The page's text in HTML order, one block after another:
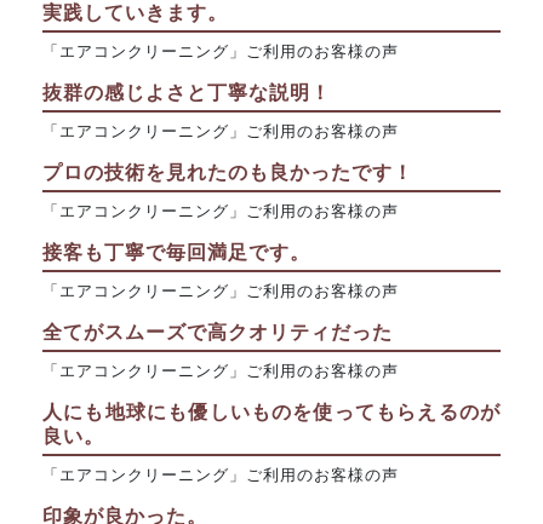
実践していきます。
「エアコンクリーニング」ご利用のお客様の声
抜群の感じよさと丁寧な説明！
「エアコンクリーニング」ご利用のお客様の声
プロの技術を見れたのも良かったです！
「エアコンクリーニング」ご利用のお客様の声
接客も丁寧で毎回満足です。
「エアコンクリーニング」ご利用のお客様の声
全てがスムーズで高クオリティだった
「エアコンクリーニング」ご利用のお客様の声
人にも地球にも優しいものを使ってもらえるのが
良い。
「エアコンクリーニング」ご利用のお客様の声
印象が良かった。